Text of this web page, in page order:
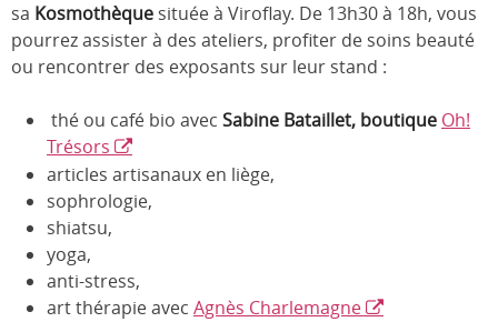
sa Kosmothèque située à Viroflay. De 13h30 à 18h, vous
pourrez assister à des ateliers, profiter de soins beauté
ou rencontrer des exposants sur leur stand :
thé ou café bio avec Sabine Bataillet, boutique Oh!
Trésors
articles artisanaux en liège,
sophrologie,
shiatsu,
yoga,
anti-stress,
art thérapie avec Agnès Charlemagne